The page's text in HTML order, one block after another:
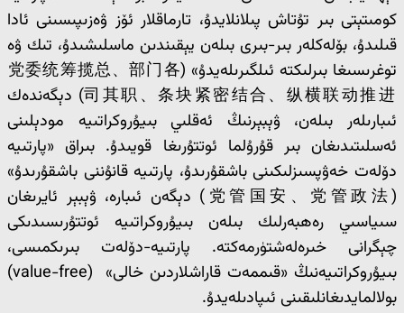
كومىتېتى بىر تۇتاش پىلانلايدۇ، تارماقلار ئۆز ۋەزىپىسىنى ئادا
قىلىدۇ، بۆلەكلەر بىر-بىرى بىلەن يېقىندىن ماسلىشىدۇ، تىك ۋە
توغرىسىغا بىرلىكتە ئىلگىرىلەيدۇ» (党委统筹揽总、部门各
司其职、条块紧密结合、纵横联动推进) دېگەندەك
ئىبارىلەر بىلەن، ۋېبېرنىڭ ئەقلىي بىيۇروكراتىيە مودېلىنى
ئەسلىتىدىغان بىر قۇرۇلما ئوتتۇرىغا قويىدۇ. بىراق «پارتىيە
دۆلەت خەۋپسىزلىكىنى باشقۇرىدۇ، پارتىيە قانۇننى باشقۇرىدۇ»
(党管国安、党管政法) دېگەن ئىبارە، ۋېبېر ئايرىغان
سىياسىي رەھبەرلىك بىلەن بىيۇروكراتىيە ئوتتۇرىسىدىكى
چېگرانى خىرەلەشتۈرمەكتە. پارتىيە-دۆلەت بىرىكمىسى،
بىيۇروكراتىيەنىڭ «قىممەت قاراشلاردىن خالى» (value-free)
بولالمايدىغانلىقىنى ئىپادىلەيدۇ.